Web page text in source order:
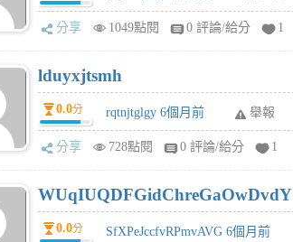
分享 1049點閱 0 評論/給分 1
lduyxjtsmh
0.0分 rqtnjtglgy 6個月前 舉報
分享 728點閱 0 評論/給分 1
WUqIUQDFGidChreGaOwDvdY
0.0分 SfXPeJccfvRPmvAVG 6個月前